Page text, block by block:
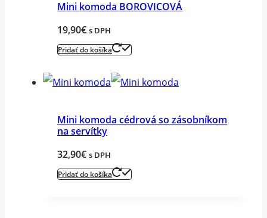
Mini komoda BOROVICOVÁ
19,90€ s DPH
Pridať do košíka
Mini komoda cédrová so zásobníkom
na servítky
32,90€ s DPH
Pridať do košíka